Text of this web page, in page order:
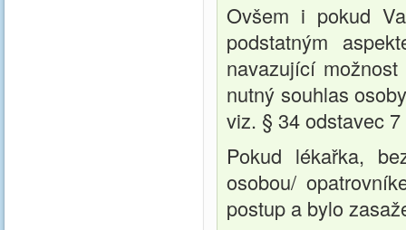
Ovšem i pokud
podstatným
navazující
nutný souhlas
viz. § 34 odstavec
Pokud lékařka,
osobou/
postup a bylo